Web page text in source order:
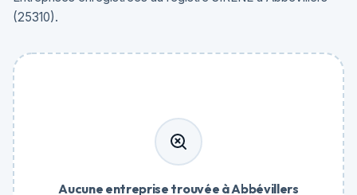
(25310).
Aucune entreprise trouvée à Abbévillers